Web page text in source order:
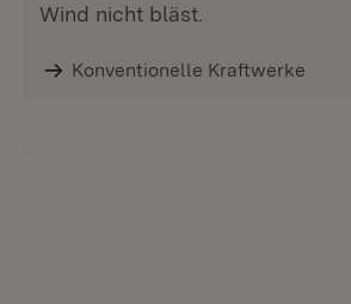
Wind nicht bläst.
Konventionelle Kraftwerke